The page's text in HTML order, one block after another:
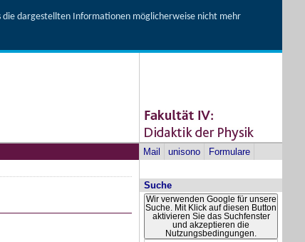
die dargestellten Informationen möglicherweise nicht mehr
Mail unisono Formulare
Suche
Wir verwenden Google für unsere
Suche. Mit Klick auf diesen Button
aktivieren Sie das Suchfenster
und akzeptieren die
Nutzungsbedingungen.